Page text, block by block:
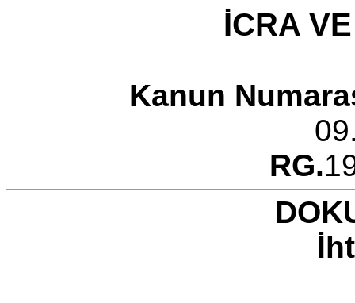
İCRA
Kanun
RG.